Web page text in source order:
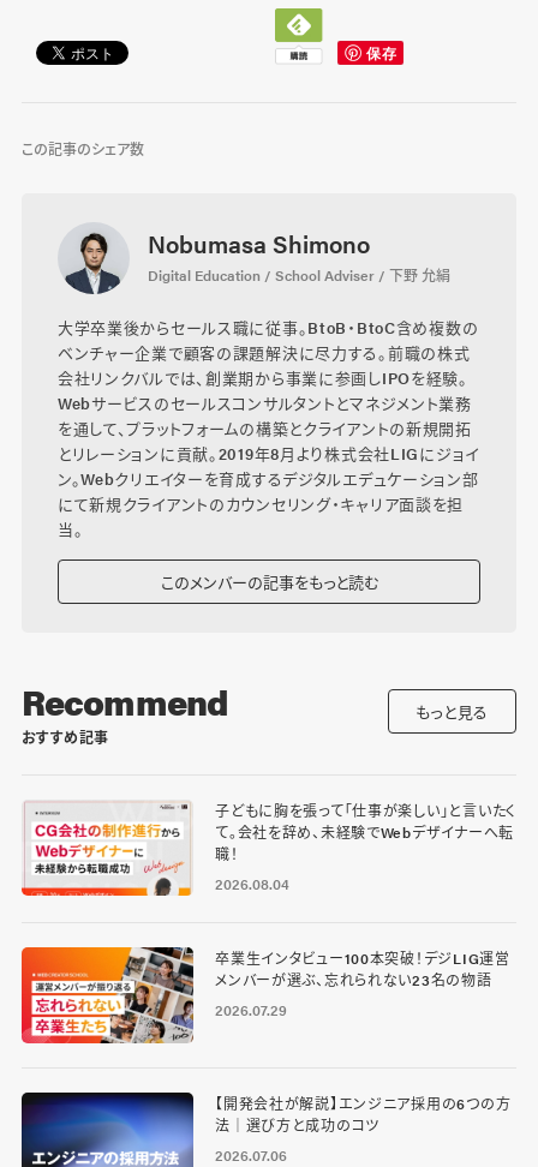
この記事のシェア数
Nobumasa Shimono
Digital Education / School Adviser / 下野 允絹
大学卒業後からセールス職に従事。BtoB・BtoC含め複数の
ベンチャー企業で顧客の課題解決に尽力する。前職の株式
会社リンクバルでは、創業期から事業に参画しIPOを経験。
Webサービスのセールスコンサルタントとマネジメント業務
を通して、プラットフォームの構築とクライアントの新規開拓
とリレーションに貢献。2019年8月より株式会社LIGにジョイ
ン。Webクリエイターを育成するデジタルエデュケーション部
にて新規クライアントのカウンセリング・キャリア面談を担
当。
このメンバーの記事をもっと読む
Recommend
おすすめ記事
もっと見る
子どもに胸を張って「仕事が楽しい」と言いたく
て。会社を辞め、未経験でWebデザイナーへ転
職！
2026.08.04
卒業生インタビュー100本突破！デジLIG運営
メンバーが選ぶ、忘れられない23名の物語
2026.07.29
【開発会社が解説】エンジニア採用の6つの方
法｜選び方と成功のコツ
2026.07.06